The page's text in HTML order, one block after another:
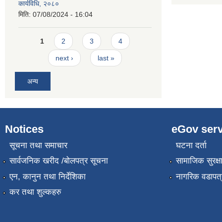
कार्यविधि, २०८०
मिति: 07/08/2024 - 16:04
Pages
1 2 3 4
next › last »
अन्य
Notices
सूचना तथा समाचार
सार्वजनिक खरीद /बोलपत्र सूचना
एन, कानुन तथा निर्देशिका
कर तथा शुल्कहरु
eGov
घटना दर्ता
सामाजिक सुरक्षा
नागरिक